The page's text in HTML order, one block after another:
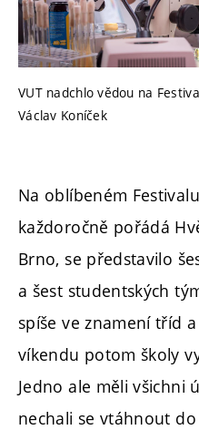
VUT nadchlo vědou na
Václav Koníček
Na oblíbeném
každoročně pořádá
Brno, se představilo
a šest studentských
spíše ve znamení tříd
víkendu potom školy
Jedno ale měli všichni
nechali se vtáhnout